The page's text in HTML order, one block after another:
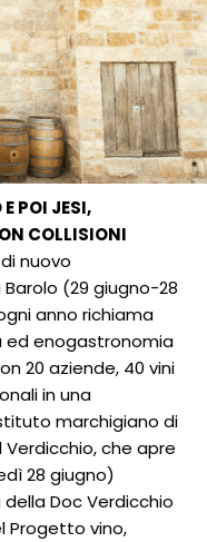
POI JESI,
COLLISIONI
nuovo
(29 giugno-28
anno richiama
ed enogastronomia
20 aziende, 40 vini
in una
marchigiano di
che apre
28 giugno)
Doc Verdicchio
Progetto vino,